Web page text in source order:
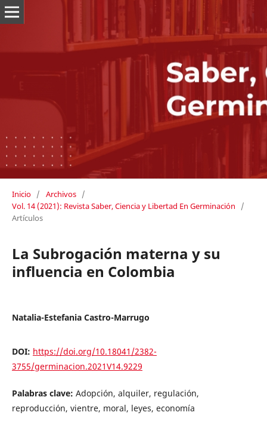
Inicio / Archivos /
Vol. 14 (2021): Revista Saber, Ciencia y Libertad En Germinación
/
Artículos
La Subrogación materna y su
influencia en Colombia
Natalia-Estefania Castro-Marrugo
DOI: https://doi.org/10.18041/2382-
3755/germinacion.2021V14.9229
Palabras clave: Adopción, alquiler, regulación,
reproducción, vientre, moral, leyes, economía